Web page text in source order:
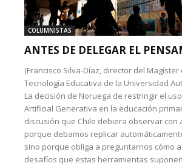
COLUMNISTAS
ANTES DE DELEGAR EL
(Francisco Silva-Díaz, director del
Tecnología Educativa de la Universidad
La decisión de Noruega de restringir el
Artificial Generativa en la educación
discusión que Chile debiera observar con
porque debamos replicar
sino porque obliga a preguntarnos cómo
desafíos que estas herramientas